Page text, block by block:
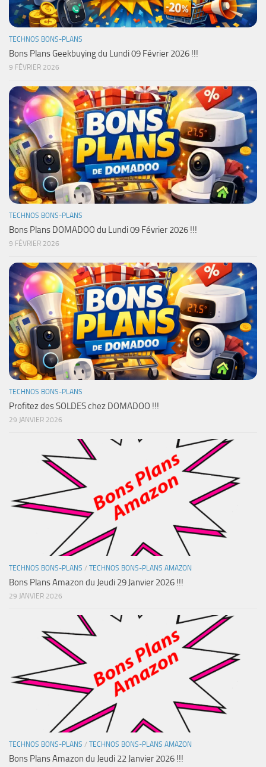
TECHNOS BONS-PLANS
Bons Plans Geekbuying du Lundi 09 Février 2026 !!!
9 FÉVRIER 2026
TECHNOS BONS-PLANS
Bons Plans DOMADOO du Lundi 09 Février 2026 !!!
9 FÉVRIER 2026
TECHNOS BONS-PLANS
Profitez des SOLDES chez DOMADOO !!!
29 JANVIER 2026
TECHNOS BONS-PLANS / TECHNOS BONS-PLANS AMAZON
Bons Plans Amazon du Jeudi 29 Janvier 2026 !!!
29 JANVIER 2026
TECHNOS BONS-PLANS / TECHNOS BONS-PLANS AMAZON
Bons Plans Amazon du Jeudi 22 Janvier 2026 !!!